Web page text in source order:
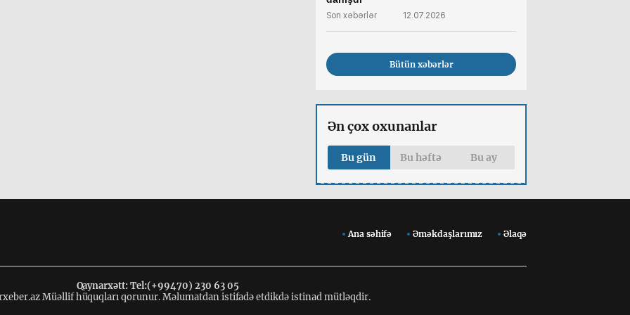
Son xəbərlər 12.07.2026
Bütün xəbərlər
Ən çox oxunanlar
Bu gün Bu həftə Bu ay
Ana səhifə Əməkdaşlarımız Əlaqə
Qaynarxətt: Tel:(+99470) 230 63 05
Müəllif hüquqları qorunur. Məlumatdan istifadə etdikdə istinad mütləqdir.